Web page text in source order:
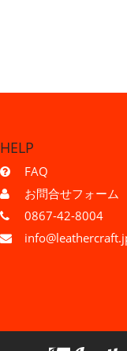
HELP
FAQ
お問合せフォーム
0867-42-8004